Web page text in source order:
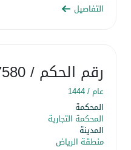
التفاصيل
رقم الحكم/ 4430137580
عام /1444
المحكمة
المحكمة التجارية
المدينة
منطقة الرياض